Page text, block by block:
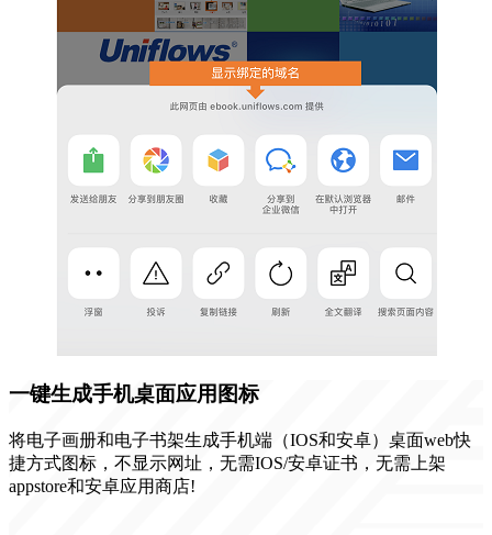
一键生成手机桌面应用图标
将电子画册和电子书架生成手机端（IOS和安卓）桌面web快
捷方式图标，不显示网址，无需IOS/安卓证书，无需上架
appstore和安卓应用商店!